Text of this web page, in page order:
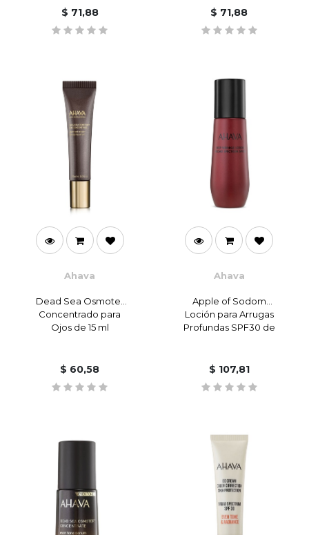
$ 71,88 $ 71,88
Ahava
Dead Sea Osmoter
Concentrado para
Ojos de 15 ml
$ 60,58
Ahava
Apple of Sodom
Loción para Arrugas
Profundas SPF30 de
$ 107,81